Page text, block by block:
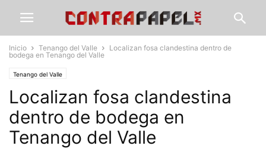
Inicio Tenango del Valle
Localizan fosa clandestina dentro de
bodega en Tenango del Valle
Tenango del Valle
Localizan fosa clandestina
dentro de bodega en
Tenango del Valle